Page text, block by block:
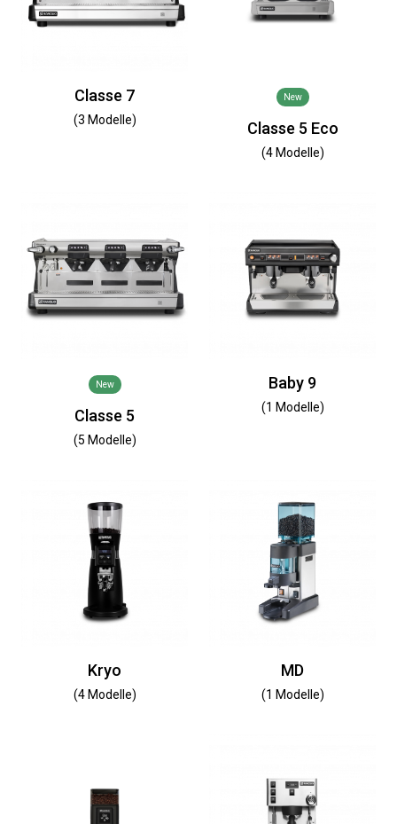
Classe 7
(3 Modelle)
New
Classe 5 Eco
(4 Modelle)
New
Classe 5
(5 Modelle)
Baby 9
(1 Modelle)
Kryo
(4 Modelle)
MD
(1 Modelle)